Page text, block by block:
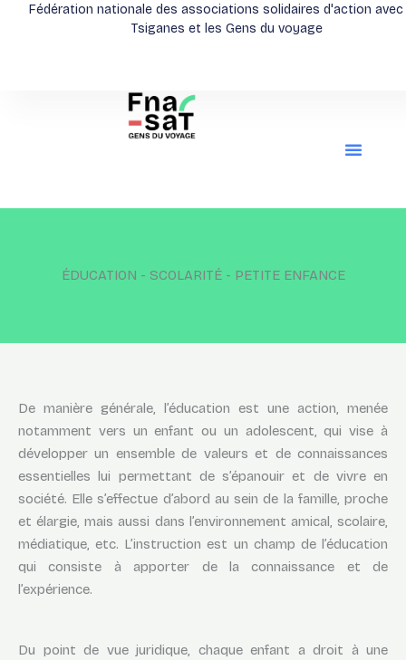
Fédération nationale des associations solidaires d'action avec
Tsiganes et les Gens du voyage
ÉDUCATION - SCOLARITÉ - PETITE ENFANCE
De manière générale, l’éducation est une action, menée
notamment vers un enfant ou un adolescent, qui vise à
développer un ensemble de valeurs et de connaissances
essentielles lui permettant de s’épanouir et de vivre en
société. Elle s’effectue d’abord au sein de la famille, proche
et élargie, mais aussi dans l’environnement amical, scolaire,
médiatique, etc. L’instruction est un champ de l’éducation
qui consiste à apporter de la connaissance et de
l’expérience.
Du point de vue juridique, chaque enfant a droit à une